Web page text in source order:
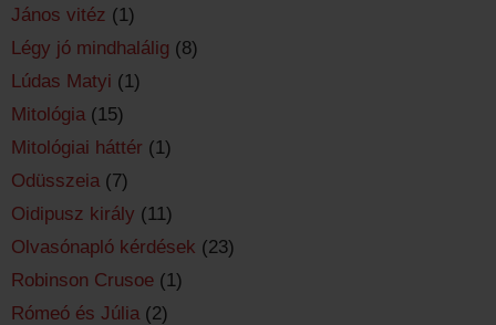
János vitéz (1)
Légy jó mindhalálig (8)
Lúdas Matyi (1)
Mitológia (15)
Mitológiai háttér (1)
Odüsszeia (7)
Oidipusz király (11)
Olvasónapló kérdések (23)
Robinson Crusoe (1)
Rómeó és Júlia (2)